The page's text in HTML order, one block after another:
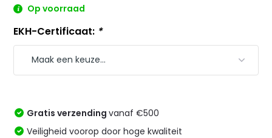
Op voorraad
EKH-Certificaat: *
Gratis verzendingvanaf €500
Veiligheid voorop door hoge kwaliteit